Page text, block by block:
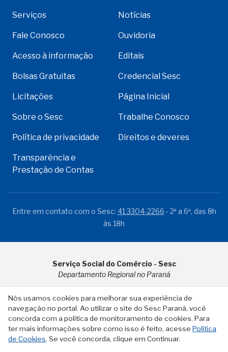
Nós usamos cookies para melhorar sua experiência de
navegação no portal. Ao utilizar o site do Sesc Paraná, você
concorda com a política de monitoramento de cookies. Para
ter mais informações sobre como isso é feito, acesse Política
de Cookies. Se você concorda, clique em Continuar.
Serviços Notícias
Fale Conosco Ouvidoria
Acesso à informação Editais
Bolsas Gratuitas Credencial Sesc
Licitações Página Inicial
Sobre o Sesc Trabalhe Conosco
Política de privacidade Direitos e deveres
Transparência e
Prestação de Contas
Entre em contato com o Sesc: 41 3304-2266 - 2ª a 6ª, das 8h
às 18h
Serviço Social do Comércio - Sesc
Departamento Regional no Paraná
Rua Visconde do Rio Branco, 931 - CEP 80.410-001 - Curitiba -
PR